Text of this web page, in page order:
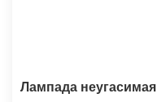
Лампада неугасимая